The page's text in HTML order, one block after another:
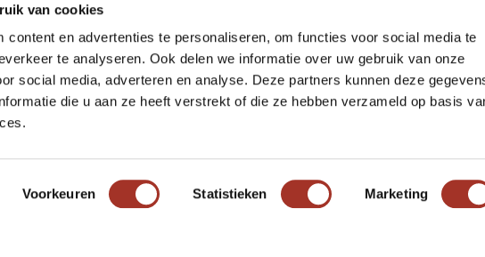
van cookies
content en advertenties te personaliseren, om functies voor social media te
te analyseren. Ook delen we informatie over uw gebruik van onze
social media, adverteren en analyse. Deze partners kunnen deze
die u aan ze heeft verstrekt of die ze hebben verzameld op basis
Voorkeuren Statistieken Marketing
Meer informatie
Actueel
Keurmerken
Verantwoord op reis
Vacatures
Luxe